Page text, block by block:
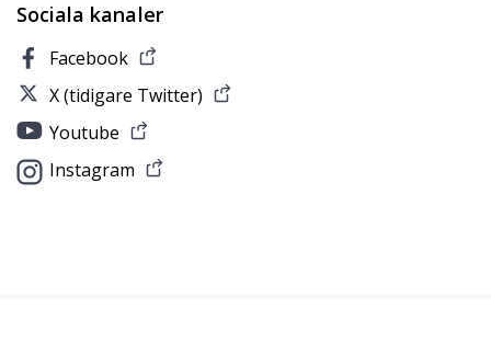
Sociala kanaler
Facebook
X (tidigare Twitter)
Youtube
Instagram